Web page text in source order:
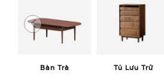
Bàn Trà Tủ Lưu Trữ